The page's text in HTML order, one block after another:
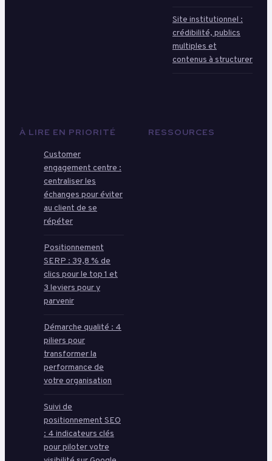
Site institutionnel :
crédibilité, publics
multiples et
contenus à structurer
À LIRE EN PRIORITÉ
Customer
engagement centre :
centraliser les
échanges pour éviter
au client de se
répéter
Positionnement
SERP : 39,8 % de
clics pour le top 1 et
3 leviers pour y
parvenir
Démarche qualité : 4
piliers pour
transformer la
performance de
votre organisation
Suivi de
positionnement SEO
: 4 indicateurs clés
pour piloter votre
RESSOURCES